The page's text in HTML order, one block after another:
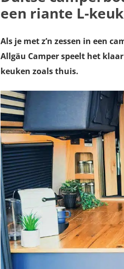
een riante L-
Als je met z’n zessen in een
Allgäu Camper speelt het
keuken zoals thuis.